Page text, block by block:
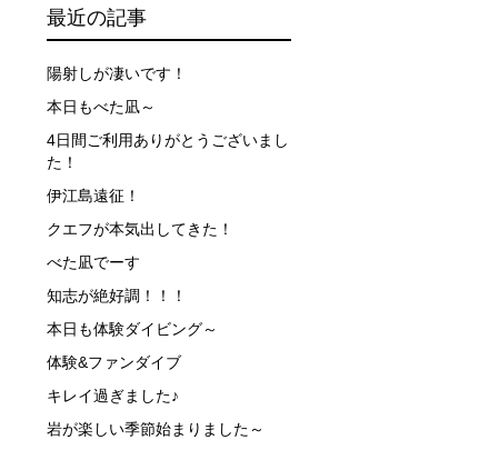
最近の記事
陽射しが凄いです！
本日もべた凪～
4日間ご利用ありがとうございまし
た！
伊江島遠征！
クエフが本気出してきた！
べた凪でーす
知志が絶好調！！！
本日も体験ダイビング～
体験&ファンダイブ
キレイ過ぎました♪
岩が楽しい季節始まりました～
加をお断りする場合があります。スキンダイビングの経
ください。これまでの経験については当日ご申告いただ
よってトラブルが発生する可能性があります。さらに、
して傷害や損害が発生する場合があります。またホエー
ガイド、船舶の保有者及び船長に対して損害賠償を請求